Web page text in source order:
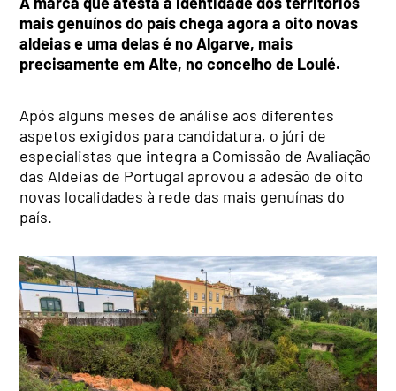
mais genuínos do país chega agora a oito novas
aldeias e uma delas é no Algarve, mais
precisamente em Alte, no concelho de Loulé.
Após alguns meses de análise aos diferentes
aspetos exigidos para candidatura, o júri de
especialistas que integra a Comissão de Avaliação
das Aldeias de Portugal aprovou a adesão de oito
novas localidades à rede das mais genuínas do
país.